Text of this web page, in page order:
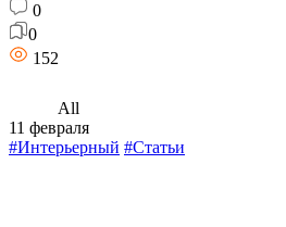
0
0
152
All
11 февраля
#Интерьерный #Статьи